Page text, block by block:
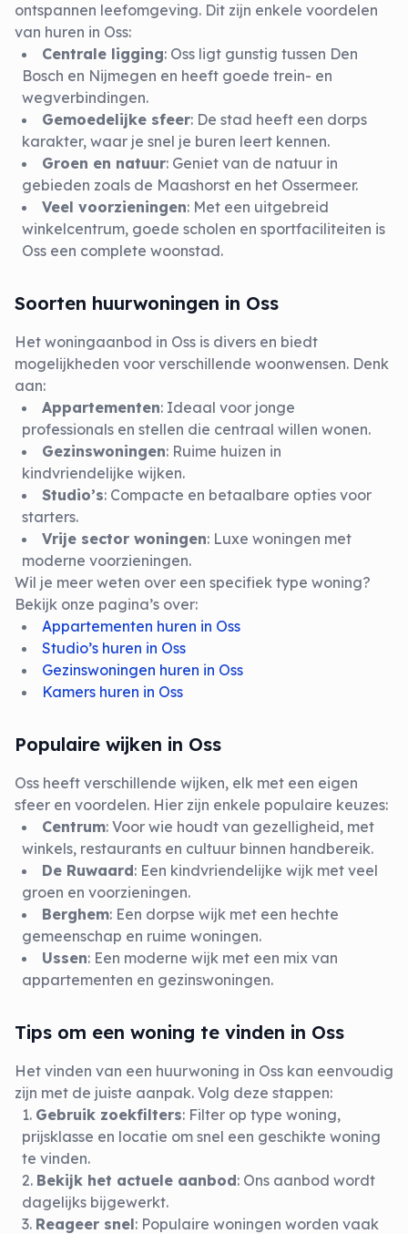
ontspannen leefomgeving. Dit zijn enkele voordelen
van huren in Oss:
Centrale ligging: Oss ligt gunstig tussen Den
Bosch en Nijmegen en heeft goede trein- en
wegverbindingen.
Gemoedelijke sfeer: De stad heeft een dorps
karakter, waar je snel je buren leert kennen.
Groen en natuur: Geniet van de natuur in
gebieden zoals de Maashorst en het Ossermeer.
Veel voorzieningen: Met een uitgebreid
winkelcentrum, goede scholen en sportfaciliteiten is
Oss een complete woonstad.
Soorten huurwoningen in Oss
Het woningaanbod in Oss is divers en biedt
mogelijkheden voor verschillende woonwensen. Denk
aan:
Appartementen: Ideaal voor jonge
professionals en stellen die centraal willen wonen.
Gezinswoningen: Ruime huizen in
kindvriendelijke wijken.
Studio’s: Compacte en betaalbare opties voor
starters.
Vrije sector woningen: Luxe woningen met
moderne voorzieningen.
Wil je meer weten over een specifiek type woning?
Bekijk onze pagina’s over:
Appartementen huren in Oss
Studio’s huren in Oss
Gezinswoningen huren in Oss
Kamers huren in Oss
Populaire wijken in Oss
Oss heeft verschillende wijken, elk met een eigen
sfeer en voordelen. Hier zijn enkele populaire keuzes:
Centrum: Voor wie houdt van gezelligheid, met
winkels, restaurants en cultuur binnen handbereik.
De Ruwaard: Een kindvriendelijke wijk met veel
groen en voorzieningen.
Berghem: Een dorpse wijk met een hechte
gemeenschap en ruime woningen.
Ussen: Een moderne wijk met een mix van
appartementen en gezinswoningen.
Tips om een woning te vinden in Oss
Het vinden van een huurwoning in Oss kan eenvoudig
zijn met de juiste aanpak. Volg deze stappen:
Gebruik zoekfilters: Filter op type woning,
prijsklasse en locatie om snel een geschikte woning
te vinden.
Bekijk het actuele aanbod: Ons aanbod wordt
dagelijks bijgewerkt.
Reageer snel: Populaire woningen worden vaak